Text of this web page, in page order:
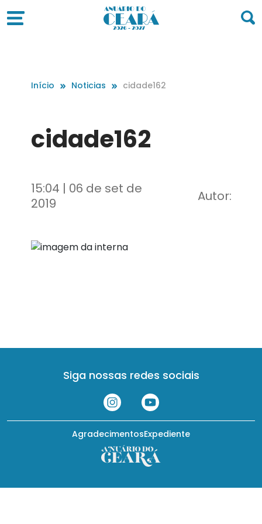
Início Noticias cidade162
cidade162
15:04 | 06 de set de
2019
Autor:
Siga nossas redes sociais
Expediente
Agradecimentos